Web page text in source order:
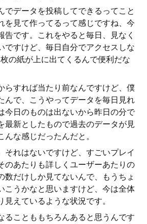
でデータを投稿してできるってこと
を見て作ってるって感じですね、今
告です。これをやると毎日、見なく
ですけど、毎日自分でアクセスしな
の紙が上に出てくるんで便利だな
らすれば当たり前なんですけど、僕
んで、こうやってデータを毎日見れ
今日のものは出ないから昨日の分で
最新としたもので過去のデータが見
んな感じだったんだと。
それはないですけど、すごいプレイ
のあたりも詳しくユーザーあたりの
数だけしか見てないんで、もうちょ
こうかなと思いますけど、今は全体
えているような状況です。
ることももちろんあると思うんです